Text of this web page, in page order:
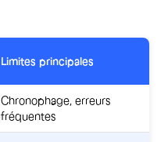
Limites principales
Chronophage, erreurs
fréquentes